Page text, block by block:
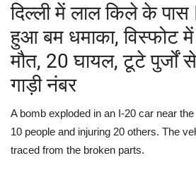
देश
मध्य प्रदेश
विश्व
मुख्य समाचार
विदेश
दिल्ली में लाल किले के
हुआ बम धमाका, विस्फोट
मौत, 20 घायल, टूटे पुर्जों
गाड़ी नंबर
A bomb exploded in an I-20 car near
10 people and injuring 20 others. The
traced from the broken parts.